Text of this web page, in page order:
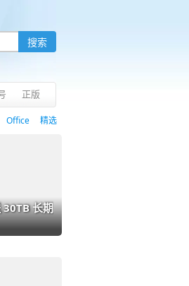
正版
Office 精选
30TB 长期